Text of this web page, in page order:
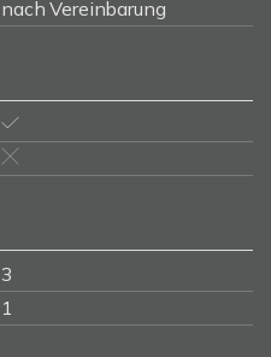
nach Vereinbarung
3
1